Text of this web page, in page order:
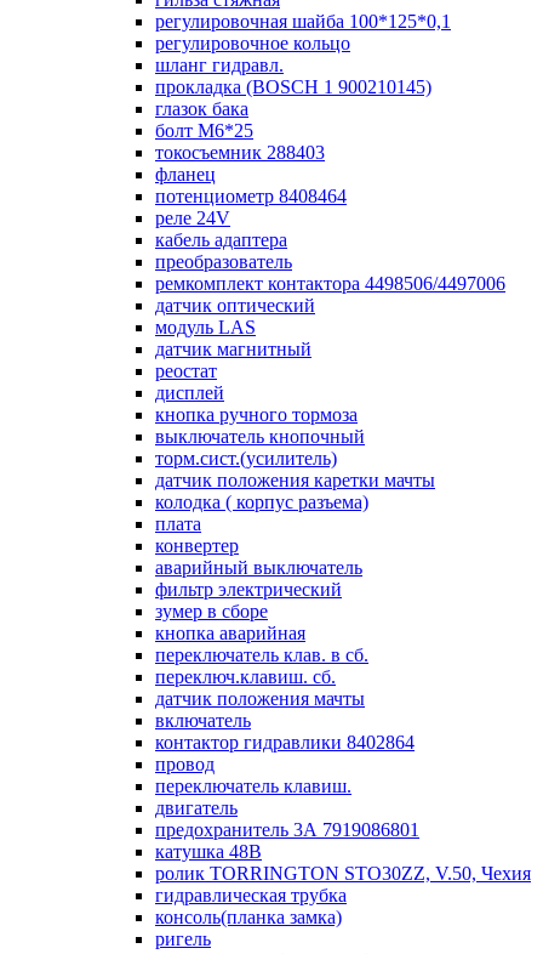
регулировочная шайба 100*125*0,1
регулировочное кольцо
шланг гидравл.
прокладка (BOSCH 1 900210145)
глазок бака
болт М6*25
токосъемник 288403
фланец
потенциометр 8408464
реле 24V
кабель адаптера
преобразователь
ремкомплект контактора 4498506/4497006
датчик оптический
модуль LAS
датчик магнитный
реостат
дисплей
кнопка ручного тормоза
выключатель кнопочный
торм.сист.(усилитель)
датчик положения каретки мачты
колодка ( корпус разъема)
плата
конвертер
аварийный выключатель
фильтр электрический
зумер в сборе
кнопка аварийная
переключатель клав. в сб.
переключ.клавиш. сб.
датчик положения мачты
включатель
контактор гидравлики 8402864
провод
переключатель клавиш.
двигатель
предохранитель 3А 7919086801
катушка 48В
ролик TORRINGTON STO30ZZ, V.50, Чехия
гидравлическая трубка
консоль(планка замка)
ригель